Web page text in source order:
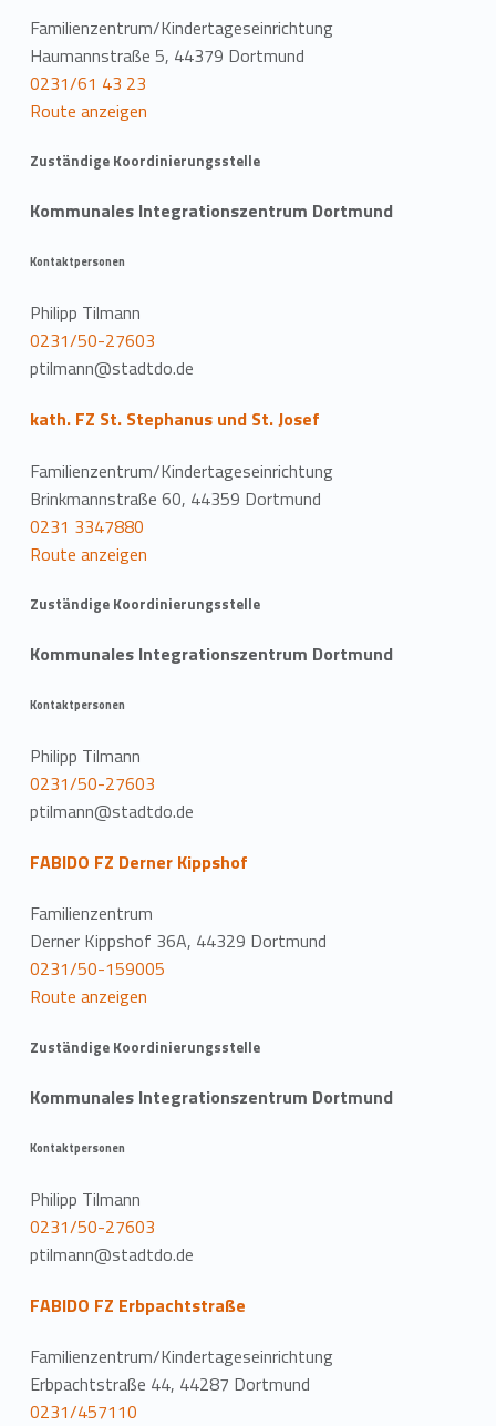
Familienzentrum/Kindertageseinrichtung
Haumannstraße 5, 44379 Dortmund
0231/61 43 23
Route anzeigen
Zuständige Koordinierungsstelle
Kommunales Integrationszentrum Dortmund
Kontaktpersonen
Philipp Tilmann
0231/50-27603
ptilmann@stadtdo.de
kath. FZ St. Stephanus und St. Josef
Familienzentrum/Kindertageseinrichtung
Brinkmannstraße 60, 44359 Dortmund
0231 3347880
Route anzeigen
Zuständige Koordinierungsstelle
Kommunales Integrationszentrum Dortmund
Kontaktpersonen
Philipp Tilmann
0231/50-27603
ptilmann@stadtdo.de
FABIDO FZ Derner Kippshof
Familienzentrum
Derner Kippshof 36A, 44329 Dortmund
0231/50-159005
Route anzeigen
Zuständige Koordinierungsstelle
Kommunales Integrationszentrum Dortmund
Kontaktpersonen
Philipp Tilmann
0231/50-27603
ptilmann@stadtdo.de
FABIDO FZ Erbpachtstraße
Familienzentrum/Kindertageseinrichtung
Erbpachtstraße 44, 44287 Dortmund
0231/457110